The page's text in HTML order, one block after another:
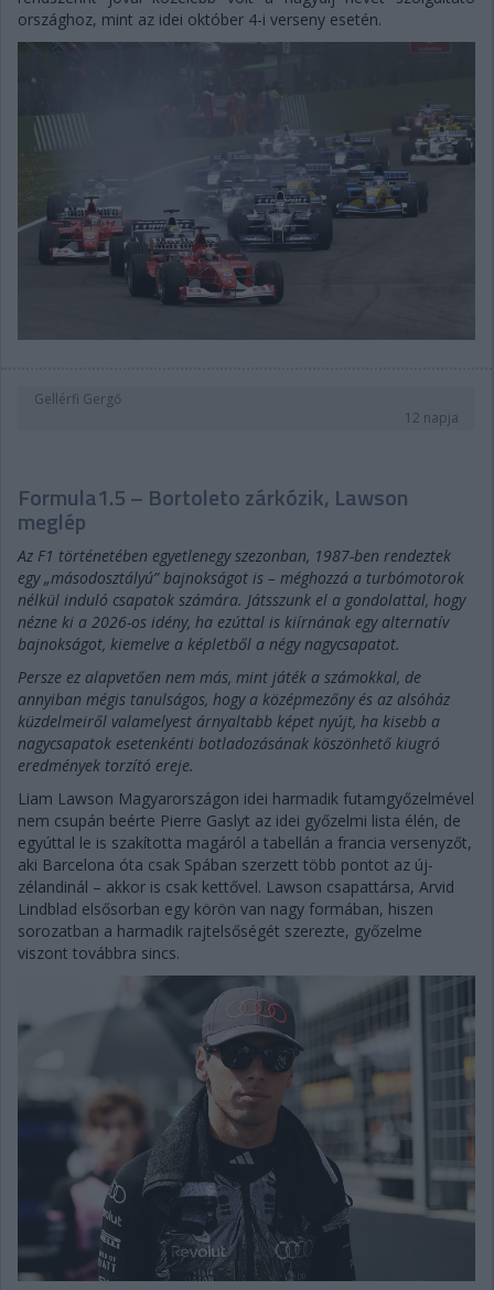
országhoz, mint az idei október 4-i verseny esetén.
Gellérfi Gergő
12 napja
Formula1.5 – Bortoleto zárkózik, Lawson
meglép
Az F1 történetében egyetlenegy szezonban, 1987-ben rendeztek
egy „másodosztályú” bajnokságot is – méghozzá a turbómotorok
nélkül induló csapatok számára. Játsszunk el a gondolattal, hogy
nézne ki a 2026-os idény, ha ezúttal is kiírnának egy alternatív
bajnokságot, kiemelve a képletből a négy nagycsapatot.
Persze ez alapvetően nem más, mint játék a számokkal, de
annyiban mégis tanulságos, hogy a középmezőny és az alsóház
küzdelmeiről valamelyest árnyaltabb képet nyújt, ha kisebb a
nagycsapatok esetenkénti botladozásának köszönhető kiugró
eredmények torzító ereje.
Liam Lawson Magyarországon idei harmadik futamgyőzelmével
nem csupán beérte Pierre Gaslyt az idei győzelmi lista élén, de
egyúttal le is szakította magáról a tabellán a francia versenyzőt,
aki Barcelona óta csak Spában szerzett több pontot az új-
zélandinál – akkor is csak kettővel. Lawson csapattársa, Arvid
Lindblad elsősorban egy körön van nagy formában, hiszen
sorozatban a harmadik rajtelsőségét szerezte, győzelme
viszont továbbra sincs.